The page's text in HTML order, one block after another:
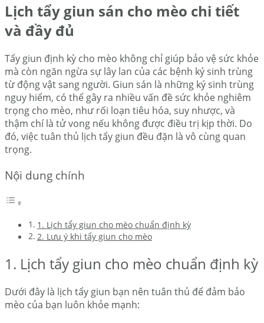
Lịch tẩy giun sán cho mèo chi tiết
và đầy đủ
Tẩy giun định kỳ cho mèo không chỉ giúp bảo vệ sức khỏe
mà còn ngăn ngừa sự lây lan của các bệnh ký sinh trùng
từ động vật sang người. Giun sán là những ký sinh trùng
nguy hiểm, có thể gây ra nhiều vấn đề sức khỏe nghiêm
trọng cho mèo, như rối loạn tiêu hóa, suy nhược, và
thậm chí là tử vong nếu không được điều trị kịp thời. Do
đó, việc tuân thủ lịch tẩy giun đều đặn là vô cùng quan
trọng.
Nội dung chính
1. Lịch tẩy giun cho mèo chuẩn định kỳ
2. Lưu ý khi tẩy giun cho mèo
1. Lịch tẩy giun cho mèo chuẩn định kỳ
Dưới đây là lịch tẩy giun bạn nên tuân thủ để đảm bảo
mèo của bạn luôn khỏe mạnh: